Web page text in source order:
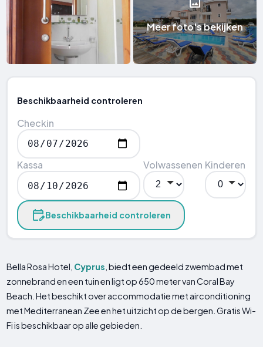
Meer foto's bekijken
Beschikbaarheid controleren
Checkin
Kassa Volwassenen Kinderen
Beschikbaarheid controleren
Bella Rosa Hotel, Cyprus , biedt een gedeeld zwembad met
zonnebrand en een tuin en ligt op 650 meter van Coral Bay
Beach. Het beschikt over accommodatie met airconditioning
met Mediterranean Zee en het uitzicht op de bergen. Gratis Wi-
Fi is beschikbaar op alle gebieden.